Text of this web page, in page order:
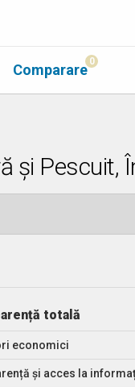
Comparare 0
și Pescuit,
totală
economici
și acces la